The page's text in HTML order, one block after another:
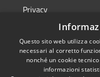
Privacy
Accessibilità
Questo sito web utilizza
necessari al corretto
nonché un cookie
informazioni